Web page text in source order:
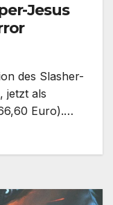
Jesus
des Slasher-
jetzt als
Euro).…